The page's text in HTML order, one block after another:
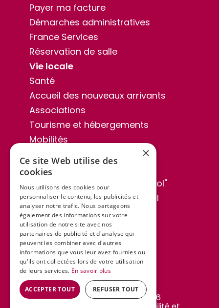
Payer ma facture
Démarches administratives
France Services
Réservation de salle
Vie locale
Santé
Accueil des nouveaux arrivants
Associations
Tourisme et hébergements
Mobilités
Sentiers de randonnée
Publications
Bulletin municipal "Lo Cabassol"
Séances du conseil municipal
Informations au public
Espace élus
Actualités et agenda
Contact
Commune de Campagnac © 2026
×
Ce site Web utilise des
cookies
Nous utilisons des cookies pour
personnaliser le contenu, les publicités et
analyser notre trafic. Nous partageons
également des informations sur votre
utilisation de notre site avec nos
partenaires de publicité et d'analyse qui
peuvent les combiner avec d'autres
informations que vous leur avez fournies ou
qu'ils ont collectées lors de votre utilisation
de leurs services. En savoir plus
ACCEPTER TOUT REFUSER TOUT